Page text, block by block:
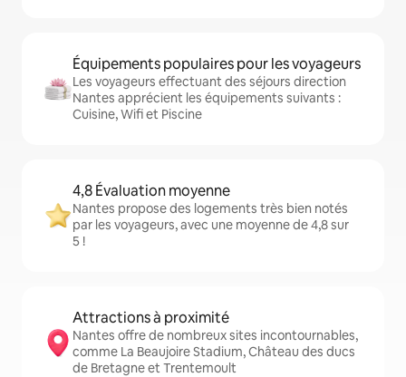
Équipements populaires pour les voyageurs
Les voyageurs effectuant des séjours direction
Nantes apprécient les équipements suivants :
Cuisine, Wifi et Piscine
4,8 Évaluation moyenne
Nantes propose des logements très bien notés
par les voyageurs, avec une moyenne de 4,8 sur
5 !
Attractions à proximité
Nantes offre de nombreux sites incontournables,
comme La Beaujoire Stadium, Château des ducs
de Bretagne et Trentemoult